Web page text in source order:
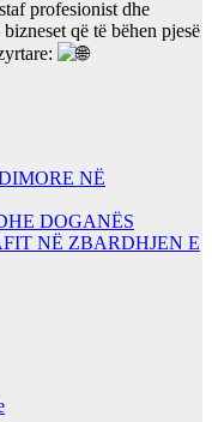
profesionist dhe
që të bëhen pjesë
NË
DOGANËS
NË ZBARDHJEN E